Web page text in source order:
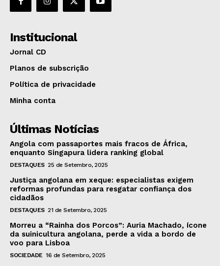
Institucional
Jornal CD
Planos de subscrição
Política de privacidade
Minha conta
Últimas Notícias
Angola com passaportes mais fracos de África,
enquanto Singapura lidera ranking global
DESTAQUES 25 de Setembro, 2025
Justiça angolana em xeque: especialistas exigem
reformas profundas para resgatar confiança dos
cidadãos
DESTAQUES 21 de Setembro, 2025
Morreu a “Rainha dos Porcos”: Auria Machado, ícone
da suinicultura angolana, perde a vida a bordo de
voo para Lisboa
SOCIEDADE 16 de Setembro, 2025